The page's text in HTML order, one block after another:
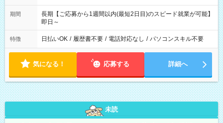
期間
長期【ご応募から1週間以内(最短2日目)のスピード就業が可能】
即日～
特徴 日払いOK / 履歴書不要 / 電話対応なし / パソコンスキル不要
気になる！ 応募する 詳細へ
未読